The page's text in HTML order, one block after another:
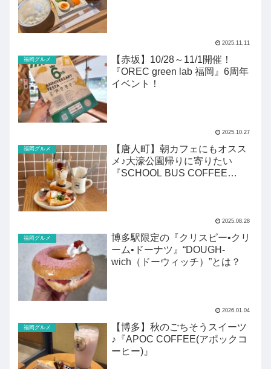
2025.11.11
福岡グルメ
【赤坂】10/28～11/1開催！
『OREC green lab 福岡』6周年
イベント！
2025.10.27
福岡グルメ
【唐人町】朝カフェにもオスス
メ♪大濠公園帰りに寄りたい
『SCHOOL BUS COFFEE
2025.08.28
福岡グルメ
博多駅限定の『クリスピー•クリ
ーム•ドーナツ』“DOUGH-
wich（ドーウィッチ）”とは？
2026.01.04
福岡グルメ
【博多】秋のごちそうスイーツ
♪『APOC COFFEE(アポックコ
ーヒー)』